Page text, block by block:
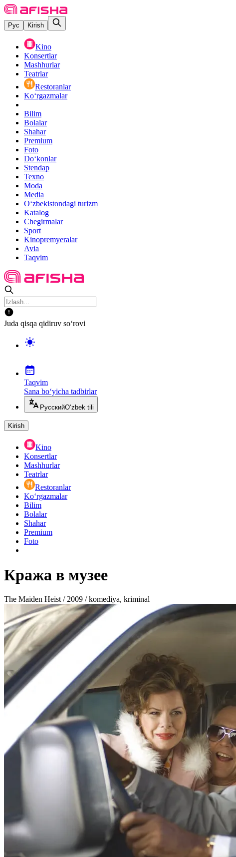
Рус Kirish
Kino
Konsertlar
Mashhurlar
Teatrlar
Restoranlar
Ko‘rgazmalar
Bilim
Bolalar
Shahar
Premium
Foto
Do‘konlar
Stendap
Texno
Moda
Media
O‘zbekistondagi turizm
Katalog
Chegirmalar
Sport
Kinopremyeralar
Avia
Taqvim
Juda qisqa qidiruv so‘rovi
Taqvim
Sana bo‘yicha tadbirlar
РусскийO‘zbek tili
Kirish
Kino
Konsertlar
Mashhurlar
Teatrlar
Restoranlar
Ko‘rgazmalar
Bilim
Bolalar
Shahar
Premium
Foto
Кража в музее
The Maiden Heist / 2009 / komediya, kriminal